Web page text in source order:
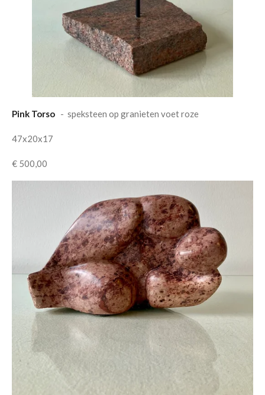
Pink Torso - speksteen op granieten voet roze
47x20x17
€ 500,00